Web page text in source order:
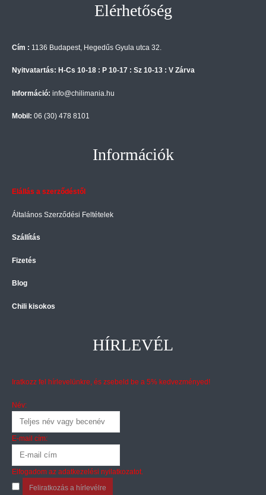
Elérhetőség
Cím : 1136 Budapest, Hegedűs Gyula utca 32.
Nyitvatartás: H-Cs 10-18 : P 10-17 : Sz 10-13 : V Zárva
Információ: info@chilimania.hu
Mobil: 06 (30) 478 8101
Információk
Elállás a szerződéstől
Általános Szerződési Feltételek
Szállítás
Fizetés
Blog
Chili kisokos
HÍRLEVÉL
Iratkozz fel hírlevelünkre, és zsebeld be a 5% kedvezményed!
Név:
E-mail cím:
Elfogadom az adatkezelési nyilatkozatot
Feliratkozás a hírlevélre